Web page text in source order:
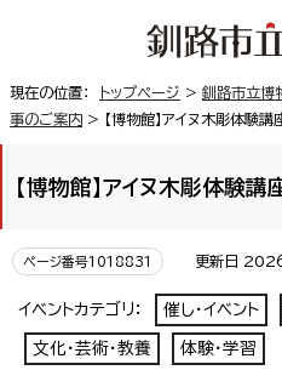
現在の位置： トップページ > 釧路市立博
事のご案内 > 【博物館】アイヌ木彫体験講
【博物館】アイヌ木彫体験講
ページ番号1018831 更新日
イベントカテゴリ： 催し・イベント
文化・芸術・教養 体験・学習